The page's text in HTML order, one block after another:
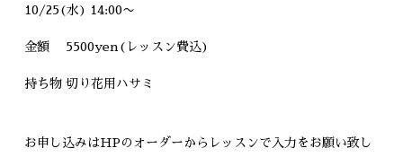
10/25(水) 14:00〜
金額 5500yen(レッスン費込)
持ち物 切り花用ハサミ
お申し込みはHPのオーダーからレッスンで入力をお願い致し